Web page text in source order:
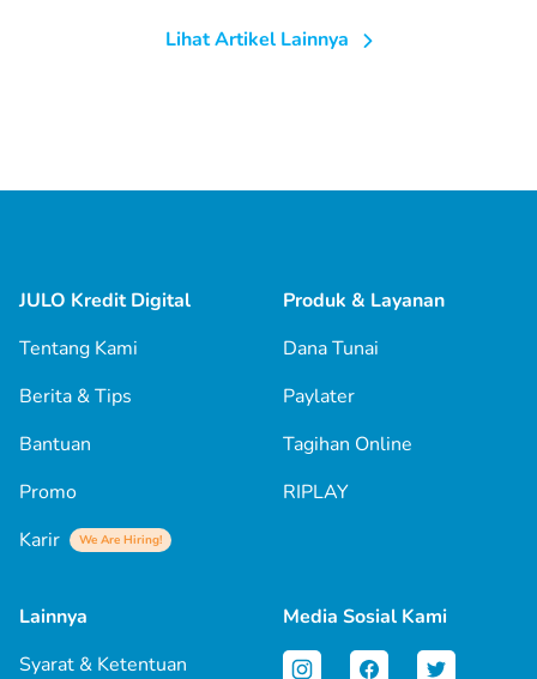
Lihat Artikel Lainnya
JULO Kredit Digital
Tentang Kami
Berita & Tips
Bantuan
Promo
Karir
We Are Hiring!
Produk & Layanan
Dana Tunai
Paylater
Tagihan Online
RIPLAY
Lainnya
Syarat & Ketentuan
Media Sosial Kami